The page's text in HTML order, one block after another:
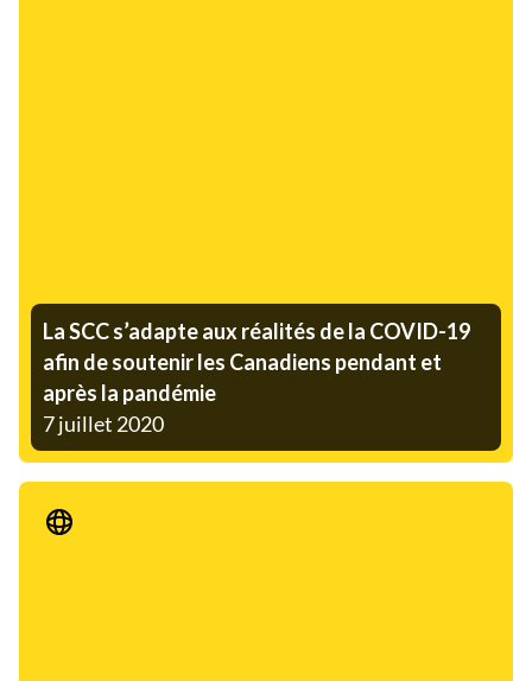
La SCC s’adapte aux réalités de la COVID-19
afin de soutenir les Canadiens pendant et
après la pandémie
7 juillet 2020
Communiqué de presse